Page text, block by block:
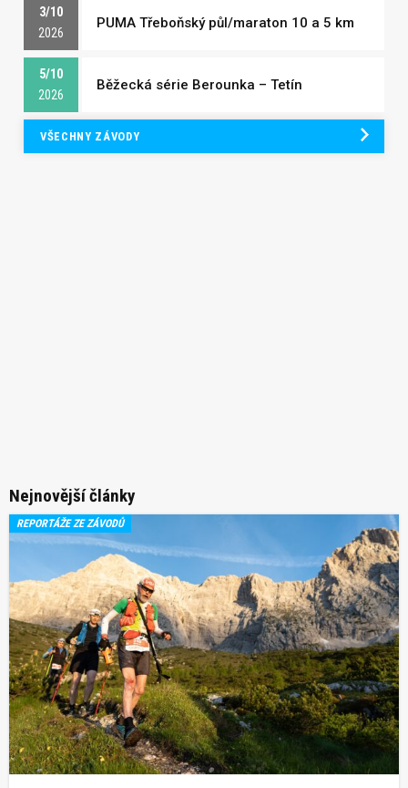
3/10
2026
PUMA Třeboňský půl/maraton 10 a 5 km
5/10
2026
Běžecká série Berounka – Tetín
VŠECHNY ZÁVODY
Nejnovější články
REPORTÁŽE ZE ZÁVODŮ